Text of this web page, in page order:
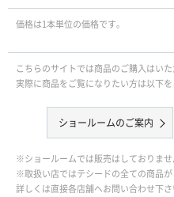
価格は1本単位の価格です｡
こちらのサイトでは商品のご購入はいた
実際に商品をご覧になりたい方は以下を
ショールームのご案内
※ショールームでは販売はしておりませ
※取扱い店ではテシードの全ての商品が
詳しくは直接各店舗へお問い合わせ下さ